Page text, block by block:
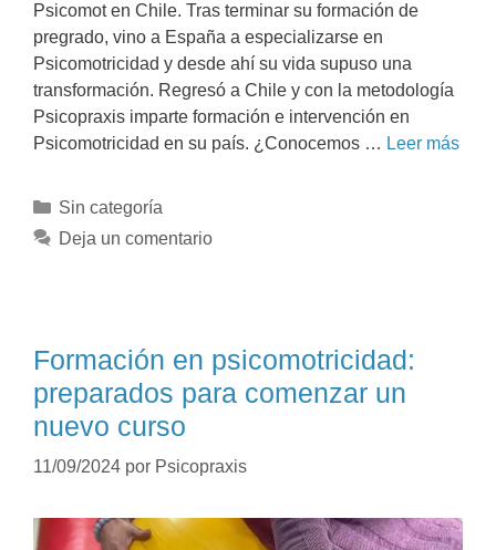
Psicomot en Chile. Tras terminar su formación de
pregrado, vino a España a especializarse en
Psicomotricidad y desde ahí su vida supuso una
transformación. Regresó a Chile y con la metodología
Psicopraxis imparte formación e intervención en
Psicomotricidad en su país. ¿Conocemos … Leer más
Sin categoría
Deja un comentario
Formación en psicomotricidad:
preparados para comenzar un
nuevo curso
11/09/2024 por Psicopraxis